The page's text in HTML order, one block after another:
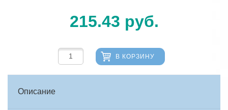
215.43 руб.
В КОРЗИНУ
Описание